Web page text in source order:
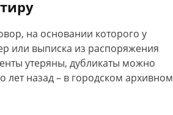
на основании которого у
или выписка из распоряжения
утеряны, дубликаты можно
назад – в городском архивном